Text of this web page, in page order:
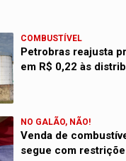
COMBUSTÍVEL
Petrobras reajusta
em R$ 0,22 às
NO GALÃO, NÃO!
Venda de
segue com